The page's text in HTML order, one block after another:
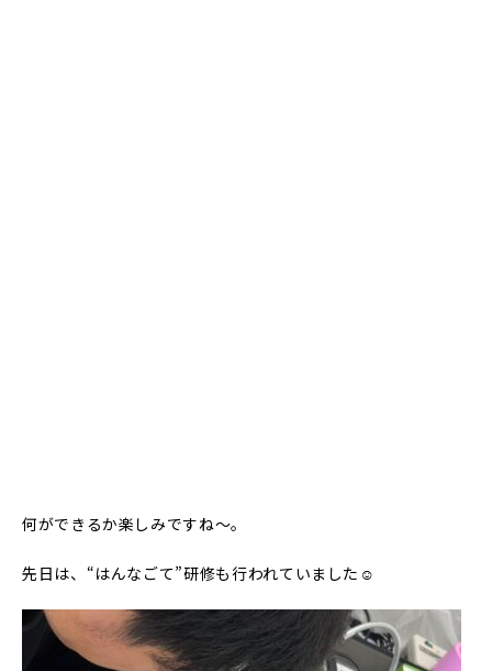
何ができるか楽しみですね～。
先日は、“はんなごて”研修も行われていました☺